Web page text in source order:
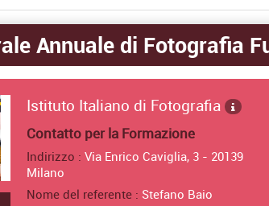
Annuale di Fotografia
Istituto Italiano di Fotografia
Contatto per la Formazione
Indirizzo : Via Enrico Caviglia, 3 - 20139
Milano
Nome del referente : Stefano Baio